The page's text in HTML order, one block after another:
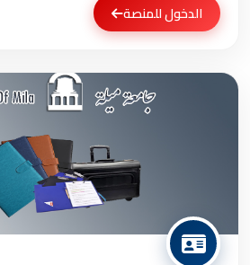
الدخول للمنصة